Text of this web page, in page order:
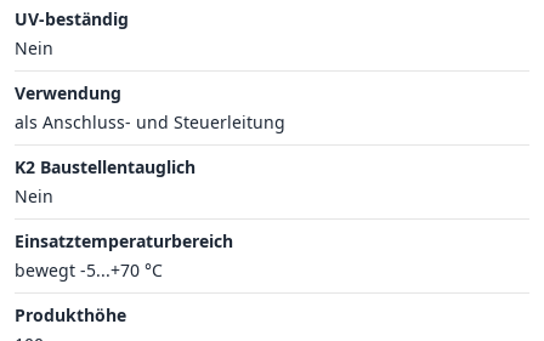
UV-beständig
Nein
Verwendung
als Anschluss- und Steuerleitung
K2 Baustellentauglich
Nein
Einsatztemperaturbereich
bewegt -5...+70 °C
Produkthöhe